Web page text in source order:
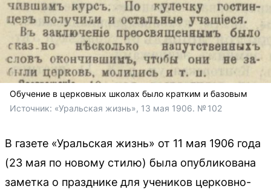
Обучение в церковных школах было кратким и базовым
Источник: «Уральская жизнь», 13 мая 1906. № 102
В газете «Уральская жизнь» от 11 мая 1906 года
(23 мая по новому стилю) была опубликована
заметка о празднике для учеников церковно-